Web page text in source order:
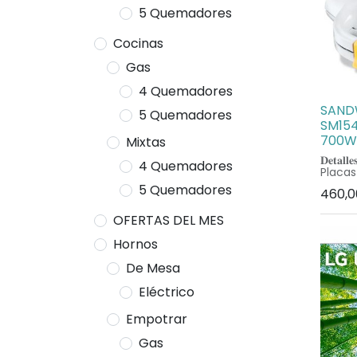
5 Quemadores
Cocinas
Gas
4 Quemadores
5 Quemadores
Mixtas
4 Quemadores
5 Quemadores
OFERTAS DEL MES
Hornos
De Mesa
Eléctrico
Empotrar
Gas
700W
para
•
•
•
1 año